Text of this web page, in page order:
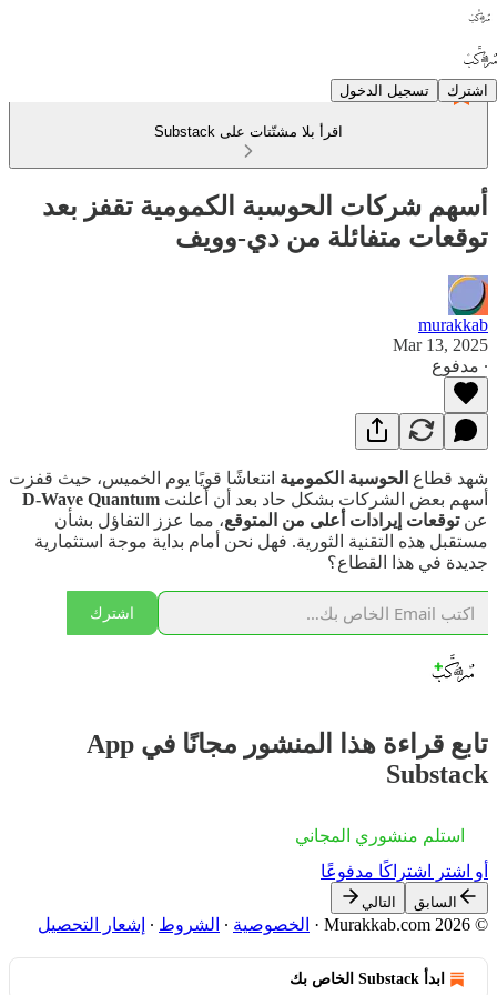
اشترك تسجيل الدخول
اقرأ بلا مشتّتات على Substack
أسهم شركات الحوسبة الكمومية تقفز بعد
توقعات متفائلة من دي-وويف
murakkab
Mar 13, 2025
∙ مدفوع
شهد قطاع الحوسبة الكمومية انتعاشًا قويًا يوم الخميس، حيث قفزت
أسهم بعض الشركات بشكل حاد بعد أن أعلنت D-Wave Quantum
عنتوقعات إيرادات أعلى من المتوقع، مما عزز التفاؤل بشأن
مستقبل هذه التقنية الثورية. فهل نحن أمام بداية موجة استثمارية
جديدة في هذا القطاع؟
اشترك
تابع قراءة هذا المنشور مجانًا في App
Substack
استلم منشوري المجاني
أو اشترِ اشتراكًا مدفوعًا
السابق التالي
© 2026 Murakkab.com
· الخصوصية ∙ الشروط ∙ إشعار التحصيل
ابدأ Substack الخاص بك